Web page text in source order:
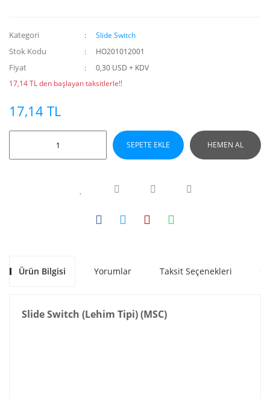
Kategori Slide Switch
Stok Kodu HO201012001
Fiyat
0,30 USD + KDV
17,14 TL den başlayan taksitlerle!!
17,14 TL
SEPETE EKLE HEMEN AL
Ürün Bilgisi Yorumlar Taksit Seçenekleri
Slide Switch (Lehim Tipi) (MSC)